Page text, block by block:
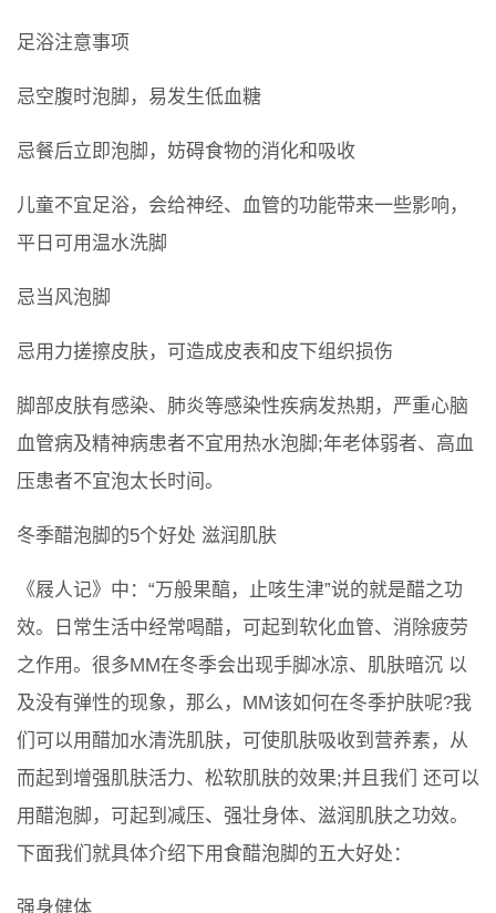
足浴注意事项
忌空腹时泡脚，易发生低血糖
忌餐后立即泡脚，妨碍食物的消化和吸收
儿童不宜足浴，会给神经、血管的功能带来一些影响，
平日可用温水洗脚
忌当风泡脚
忌用力搓擦皮肤，可造成皮表和皮下组织损伤
脚部皮肤有感染、肺炎等感染性疾病发热期，严重心脑
血管病及精神病患者不宜用热水泡脚;年老体弱者、高血
压患者不宜泡太长时间。
冬季醋泡脚的5个好处 滋润肌肤
《屐人记》中：“万般果醕，止咳生津”说的就是醋之功
效。日常生活中经常喝醋，可起到软化血管、消除疲劳
之作用。很多MM在冬季会出现手脚冰凉、肌肤暗沉 以
及没有弹性的现象，那么，MM该如何在冬季护肤呢?我
们可以用醋加水清洗肌肤，可使肌肤吸收到营养素，从
而起到增强肌肤活力、松软肌肤的效果;并且我们 还可以
用醋泡脚，可起到减压、强壮身体、滋润肌肤之功效。
下面我们就具体介绍下用食醋泡脚的五大好处：
强身健体